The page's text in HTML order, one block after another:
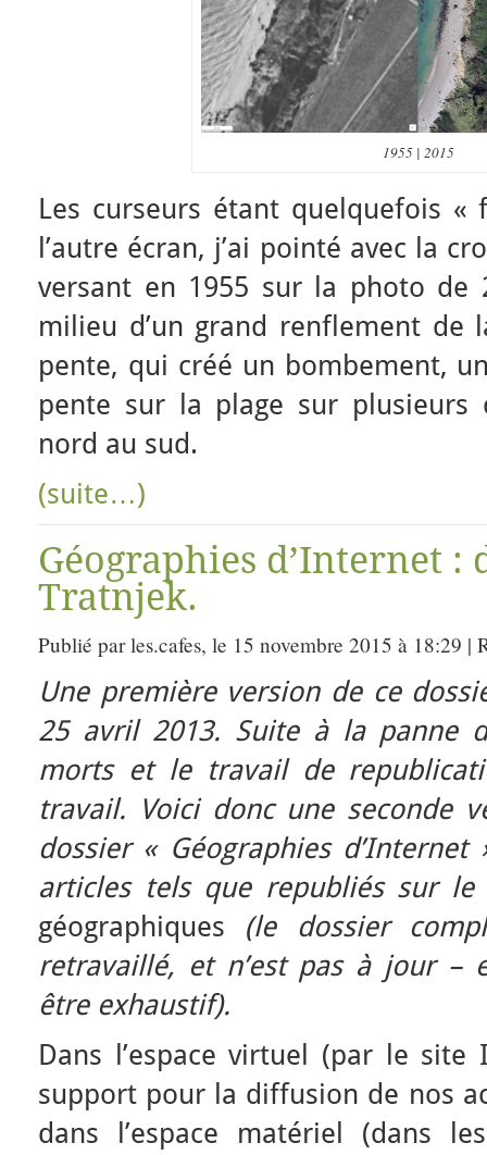
1955 | 2015
Les curseurs étant quelquefois «
l’autre écran, j’ai pointé avec la
versant en 1955 sur la photo de
milieu d’un grand renflement
pente, qui créé un bombement,
pente sur la plage sur plusieurs
nord au sud.
(suite…)
Géographies d’Internet :
Tratnjek.
Publié par les.cafes, le 15 novembre 2015 à 18:29 |
Une première version de ce
25 avril 2013. Suite à la panne
morts et le travail de
travail. Voici donc une seconde
dossier « Géographies
articles tels que republiés sur
géographiques (le dossier
retravaillé, et n’est pas à jour –
être exhaustif).
Dans l’espace virtuel (par le site
support pour la diffusion de nos
dans l’espace matériel (dans